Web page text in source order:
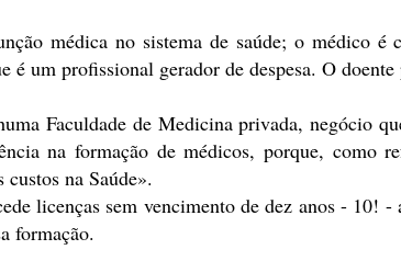
médica no sistema de saúde; o médico
um profissional gerador de despesa. O
Faculdade de Medicina privada, negócio
na formação de médicos, porque, como
na Saúde».
licenças sem vencimento de dez anos - 10!
formação.